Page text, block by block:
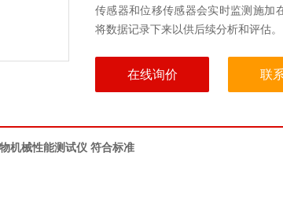
传感器和位移传感器会实时监测施加
将数据记录下来以供后续分析和评估。
在线询价 联
机械性能测试仪 符合标准